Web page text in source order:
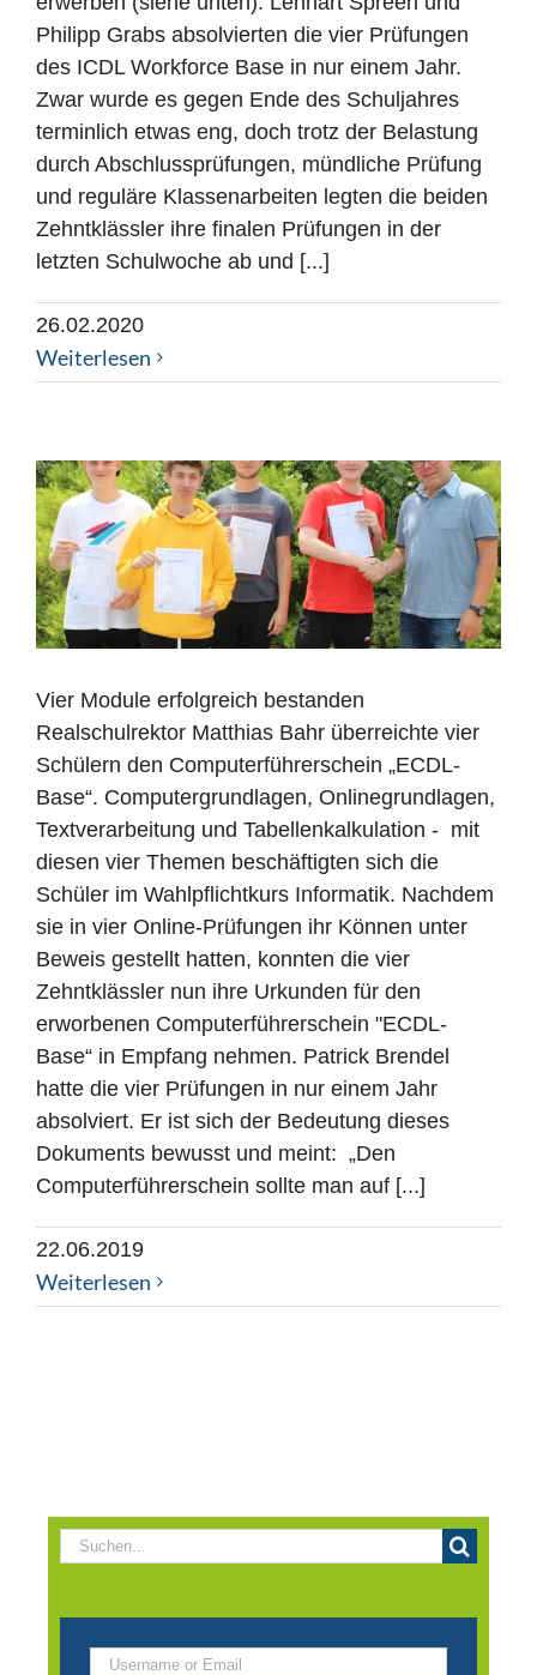
Philipp Grabs absolvierten die vier Prüfungen
des ICDL Workforce Base in nur einem Jahr.
Zwar wurde es gegen Ende des Schuljahres
terminlich etwas eng, doch trotz der Belastung
durch Abschlussprüfungen, mündliche Prüfung
und reguläre Klassenarbeiten legten die beiden
Zehntklässler ihre finalen Prüfungen in der
letzten Schulwoche ab und [...]
26.02.2020
Weiterlesen
Vier Module erfolgreich bestanden
Realschulrektor Matthias Bahr überreichte vier
Schülern den Computerführerschein „ECDL-
Base“. Computergrundlagen, Onlinegrundlagen,
Textverarbeitung und Tabellenkalkulation - mit
diesen vier Themen beschäftigten sich die
Schüler im Wahlpflichtkurs Informatik. Nachdem
sie in vier Online-Prüfungen ihr Können unter
Beweis gestellt hatten, konnten die vier
Zehntklässler nun ihre Urkunden für den
erworbenen Computerführerschein "ECDL-
Base“ in Empfang nehmen. Patrick Brendel
hatte die vier Prüfungen in nur einem Jahr
absolviert. Er ist sich der Bedeutung dieses
Dokuments bewusst und meint: „Den
Computerführerschein sollte man auf [...]
22.06.2019
Weiterlesen
Suche